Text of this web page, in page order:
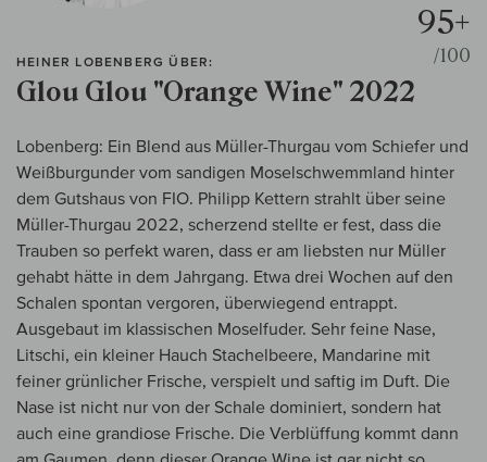
HEINER LOBENBERG ÜBER:
Glou Glou "Orange Wine" 2022
95+
/100
Lobenberg: Ein Blend aus Müller-Thurgau vom Schiefer und
Weißburgunder vom sandigen Moselschwemmland hinter
dem Gutshaus von FIO. Philipp Kettern strahlt über seine
Müller-Thurgau 2022, scherzend stellte er fest, dass die
Trauben so perfekt waren, dass er am liebsten nur Müller
gehabt hätte in dem Jahrgang. Etwa drei Wochen auf den
Schalen spontan vergoren, überwiegend entrappt.
Ausgebaut im klassischen Moselfuder. Sehr feine Nase,
Litschi, ein kleiner Hauch Stachelbeere, Mandarine mit
feiner grünlicher Frische, verspielt und saftig im Duft. Die
Nase ist nicht nur von der Schale dominiert, sondern hat
auch eine grandiose Frische. Die Verblüffung kommt dann